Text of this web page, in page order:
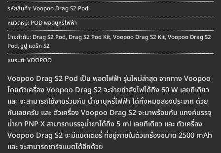
รหัสสินค้า:Voopoo Drag S2 Pod
หมวดหมู่: POD พอตบุหรี่ไฟฟ้า
ป้ายกำกับ: Drag S2 Pod, Drag S2 Pod Kit, Voopoo Drag S2 Kit, Voopoo Drag S2
Pod, วูปู แดร็ก S2
แบรนด์:VOOPOO
Voopoo Drag S2 Pod เป็น พอตไฟฟ้า รุ่นใหม่ล่าสุด จากทาง Voopoo
โดยตัวเครื่อง Voopoo Drag S2 จะจ่ายกำลังไฟได้ถึง 60 W เลยทีเดียว
และ จะสามารถใช้งานร่วมกับ น้ำยาบุหรี่ไฟฟ้า ได้ทั้งหมดสองประเภท ด้วย
กันเลยครับ และ ตัวเครื่อง Voopoo Drag S2 จะมาพร้อมกับ แทงค์บรรจุ
น้ำยา PNP X สามารถบรรจุน้ำยาได้ถึง 5 ml เลยทีเดียว และ ตัวเครื่อง
Voopoo Drag S2 จะมีแบตเตอรี่ ที่อยู่ภายในตัวเครื่องขนาด 2500 mAh
และ จะสามารถชาร์จแบตได้อีกด้วย